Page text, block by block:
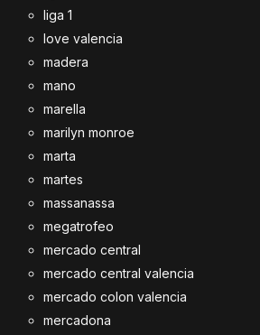
liga 1
love valencia
madera
mano
marella
marilyn monroe
marta
martes
massanassa
megatrofeo
mercado central
mercado central valencia
mercado colon valencia
mercadona